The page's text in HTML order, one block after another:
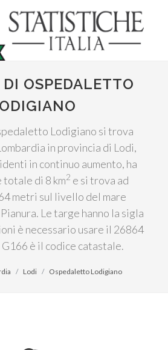
OSPEDALETTO
Lodigiano si trova
in provincia di Lodi,
in continuo aumento, ha
totale di 8 km2 e si trova ad
metri sul livello del mare
Le targe hanno la sigla
è necessario usare il 26864
G166 è il codice catastale.
Lodi Ospedaletto Lodigiano